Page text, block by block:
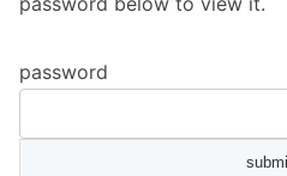
password